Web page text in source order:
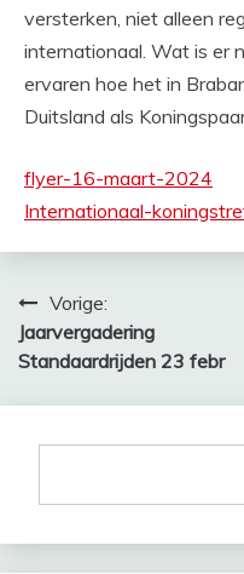
versterken, niet alleen
internationaal. Wat is er
ervaren hoe het in
Duitsland als
flyer-16-maart-2024
Internationaal-
Bericht
navigatie
Vorige:
Jaarvergadering
Standaardrijden 23 febr